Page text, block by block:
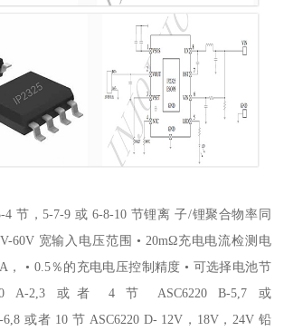
4 节，5-7-9 或 6-8-10 节锂离 子/锂聚合物率同
60V 宽输入电压范围 • 20mΩ充电电流检测电
， • 0.5％的充电电压控制精度 • 可选择电池节
A-2,3 或者 4 节 ASC6220 B-5,7 或
6,8 或者 10 节 ASC6220 D- 12V，18V，24V 铅